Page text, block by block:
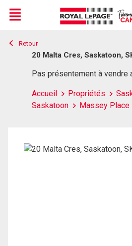
Live
En Direct
Menu
Retour
20 Malta Cres, Saskatoon,
Pas présentement à vendre
Accueil Propriétés
Saskatoon
Massey Place